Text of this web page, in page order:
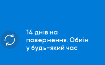
14 днів на
повернення. Обмін
у будь-який час